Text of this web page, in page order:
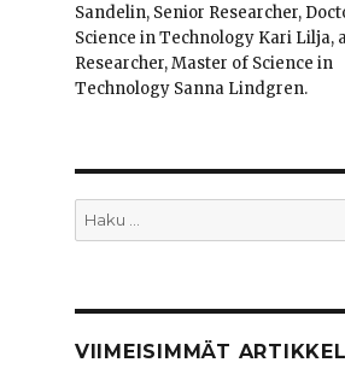
Sandelin, Senior Researcher,
Science in Technology Kari Lilja,
Researcher, Master of Science in
Technology Sanna Lindgren.
Etsi:
VIIMEISIMMÄT